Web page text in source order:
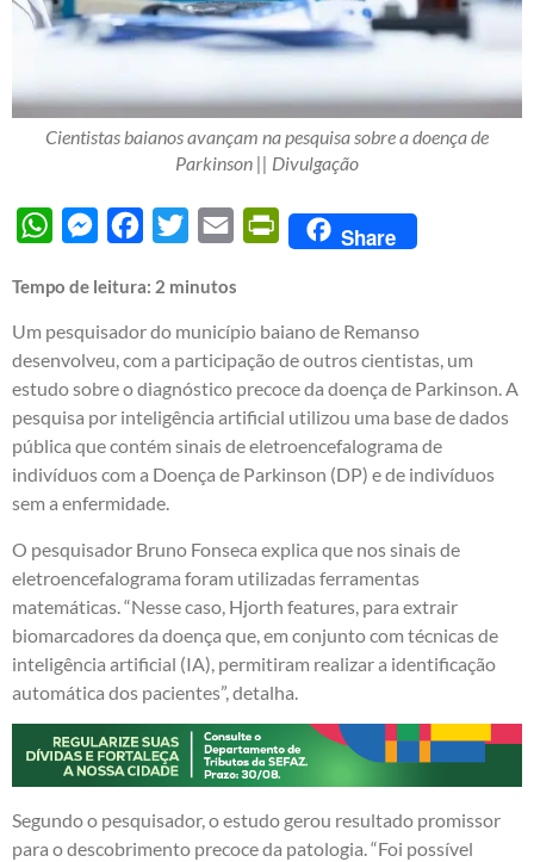
Cientistas baianos avançam na pesquisa sobre a doença de
Parkinson || Divulgação
WhatsAppMessengerFacebook
Twitter Email PrintFriendly
Share
Tempo de leitura: 2 minutos
Um pesquisador do município baiano de Remanso
desenvolveu, com a participação de outros cientistas, um
estudo sobre o diagnóstico precoce da doença de Parkinson. A
pesquisa por inteligência artificial utilizou uma base de dados
pública que contém sinais de eletroencefalograma de
indivíduos com a Doença de Parkinson (DP) e de indivíduos
sem a enfermidade.
O pesquisador Bruno Fonseca explica que nos sinais de
eletroencefalograma foram utilizadas ferramentas
matemáticas. “Nesse caso, Hjorth features, para extrair
biomarcadores da doença que, em conjunto com técnicas de
inteligência artificial (IA), permitiram realizar a identificação
automática dos pacientes”, detalha.
Segundo o pesquisador, o estudo gerou resultado promissor
para o descobrimento precoce da patologia. “Foi possível